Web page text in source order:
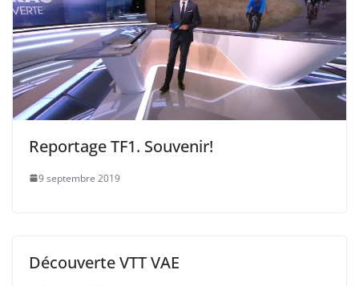
Reportage TF1. Souvenir!
9 septembre 2019
Découverte VTT VAE